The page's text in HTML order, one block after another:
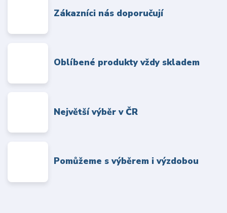
Zákazníci nás doporučují
Oblíbené produkty vždy skladem
Největší výběr v ČR
Pomůžeme s výběrem i výzdobou